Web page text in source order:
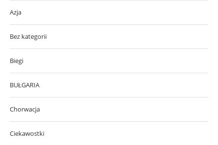
Azja
Bez kategorii
Biegi
BUŁGARIA
Chorwacja
Ciekawostki